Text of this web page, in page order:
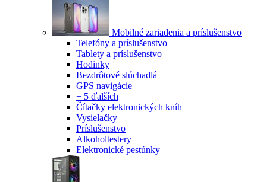
Mobilné zariadenia a príslušenstvo
Telefóny a príslušenstvo
Tablety a príslušenstvo
Hodinky
Bezdrôtové slúchadlá
GPS navigácie
+ 5 ďalších
Čítačky elektronických kníh
Vysielačky
Príslušenstvo
Alkoholtestery
Elektronické pestúnky